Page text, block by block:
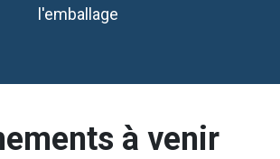
l'emballage
à venir